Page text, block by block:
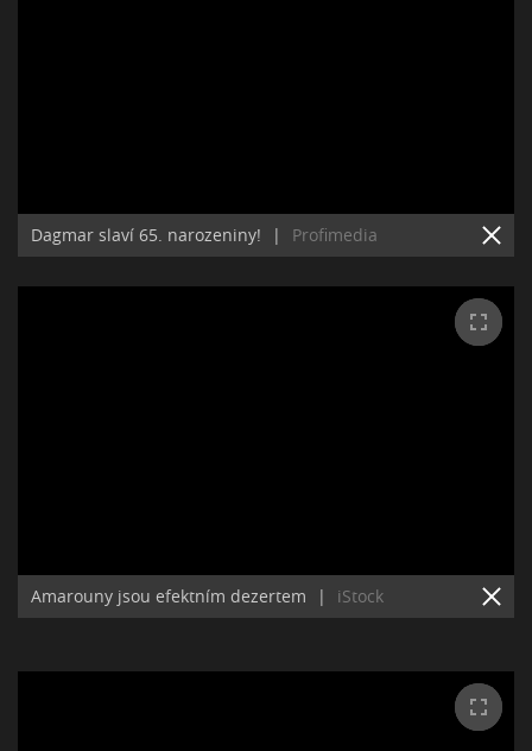
Dagmar slaví 65. narozeniny! | Profimedia
Amarouny jsou efektním dezertem | iStock